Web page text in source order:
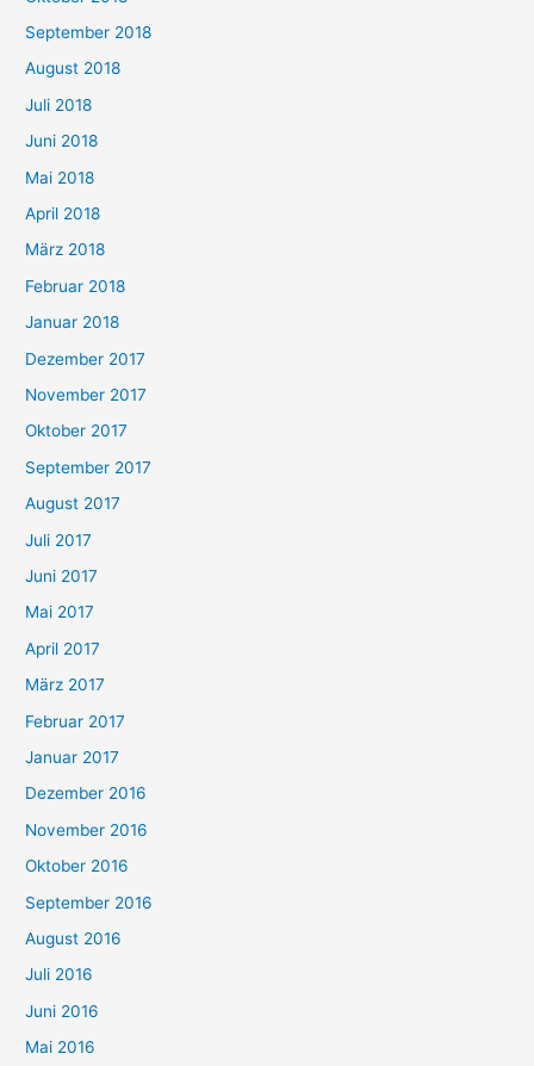
September 2018
August 2018
Juli 2018
Juni 2018
Mai 2018
April 2018
März 2018
Februar 2018
Januar 2018
Dezember 2017
November 2017
Oktober 2017
September 2017
August 2017
Juli 2017
Juni 2017
Mai 2017
April 2017
März 2017
Februar 2017
Januar 2017
Dezember 2016
November 2016
Oktober 2016
September 2016
August 2016
Juli 2016
Juni 2016
Mai 2016